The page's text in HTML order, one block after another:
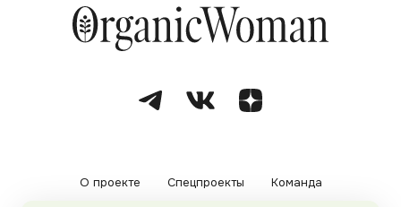
О проекте Спецпроекты Команда